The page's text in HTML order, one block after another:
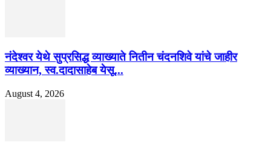
नंदेश्वर येथे सुप्रसिद्ध व्याख्याते नितीन चंदनशिवे यांचे जाहीर
व्याख्यान, स्व.दादासाहेब येसू...
August 4, 2026